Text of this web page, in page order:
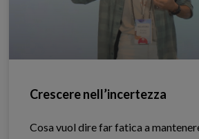
Crescere nell’incertezza
Cosa vuol dire far fatica a